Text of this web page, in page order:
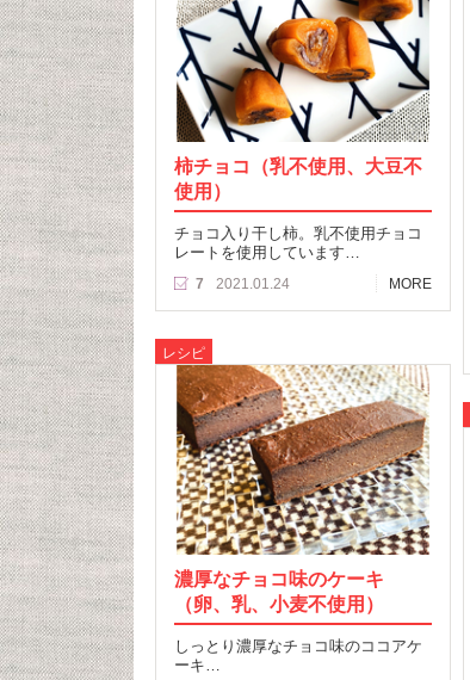
柿チョコ（乳不使用、大豆不
使用）
チョコ入り干し柿。乳不使用チョコ
レートを使用しています…
7 2021.01.24 MORE
レシピ
濃厚なチョコ味のケーキ
（卵、乳、小麦不使用）
しっとり濃厚なチョコ味のココアケ
ーキ…